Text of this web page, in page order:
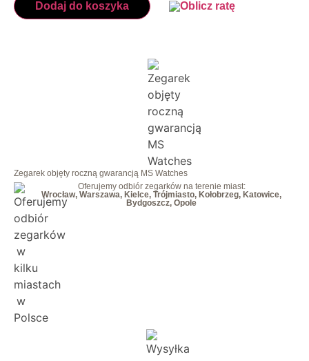
Dodaj do koszyka
Zegarek objęty roczną gwarancją MS Watches
Oferujemy odbiór zegarków na terenie miast:
Wrocław, Warszawa, Kielce, Trójmiasto, Kołobrzeg, Katowice,
Bydgoszcz, Opole